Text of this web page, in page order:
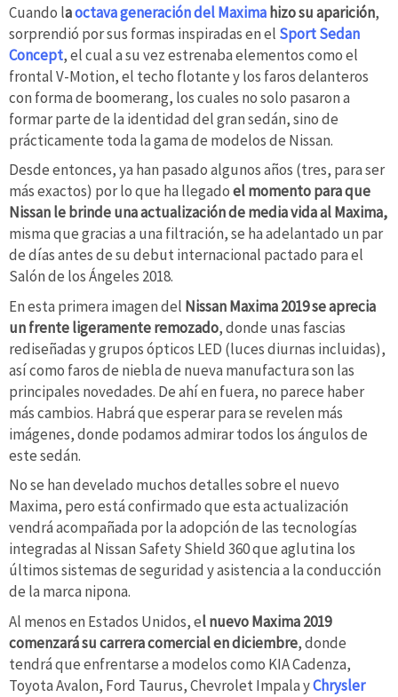
Cuando laoctava generación del Maximahizo su aparición,
sorprendió por sus formas inspiradas en el Sport Sedan
Concept, el cual a su vez estrenaba elementos como el
frontal V-Motion, el techo flotante y los faros delanteros
con forma de boomerang, los cuales no solo pasaron a
formar parte de la identidad del gran sedán, sino de
prácticamente toda la gama de modelos de Nissan.
Desde entonces, ya han pasado algunos años (tres, para ser
más exactos) por lo que ha llegadoel momento para que
Nissan le brinde una actualización de media vida al Maxima,
misma que gracias a una filtración, se ha adelantado un par
de días antes de su debut internacional pactado para el
Salón de los Ángeles 2018.
En esta primera imagen del Nissan Maxima 2019 se aprecia
un frente ligeramente remozado, donde unas fascias
rediseñadas y grupos ópticos LED (luces diurnas incluidas),
así como faros de niebla de nueva manufactura son las
principales novedades. De ahí en fuera, no parece haber
más cambios. Habrá que esperar para se revelen más
imágenes, donde podamos admirar todos los ángulos de
este sedán.
No se han develado muchos detalles sobre el nuevo
Maxima, pero está confirmado que esta actualización
vendrá acompañada por la adopción de las tecnologías
integradas al Nissan Safety Shield 360 que aglutina los
últimos sistemas de seguridad y asistencia a la conducción
de la marca nipona.
Al menos en Estados Unidos, el nuevo Maxima 2019
comenzará su carrera comercial en diciembre, donde
tendrá que enfrentarse a modelos como KIA Cadenza,
Toyota Avalon, Ford Taurus, Chevrolet Impala yChrysler